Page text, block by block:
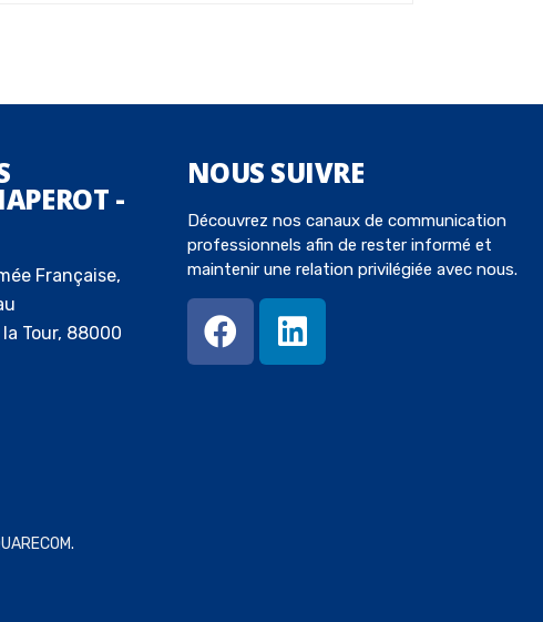
-
Française,
Tour, 88000
NOUS SUIVRE
Découvrez nos canaux de communication
professionnels afin de rester informé et
maintenir une relation privilégiée avec nous.
.